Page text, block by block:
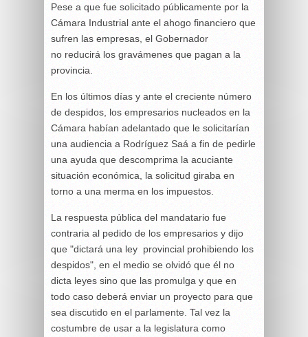
Pese a que fue solicitado públicamente por la
Cámara Industrial ante el ahogo financiero que
sufren las empresas, el Gobernador
no reducirá los gravámenes que pagan a la
provincia.
En los últimos días y ante el creciente número
de despidos, los empresarios nucleados en la
Cámara habían adelantado que le solicitarían
una audiencia a Rodríguez Saá a fin de pedirle
una ayuda que descomprima la acuciante
situación económica, la solicitud giraba en
torno a una merma en los impuestos.
La respuesta pública del mandatario fue
contraria al pedido de los empresarios y dijo
que "dictará una ley provincial prohibiendo los
despidos", en el medio se olvidó que él no
dicta leyes sino que las promulga y que en
todo caso deberá enviar un proyecto para que
sea discutido en el parlamente. Tal vez la
costumbre de usar a la legislatura como